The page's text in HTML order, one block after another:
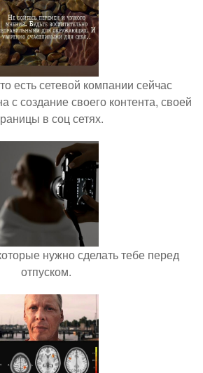
есть сетевой компании сейчас
с создание своего контента, своей
в соц сетях.
нужно сделать тебе перед
отпуском.